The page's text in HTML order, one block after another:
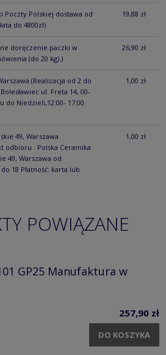
Poczty Polskiej dostawa od
do 4800zł)
19,88 zł
doręczenie paczki w
(do 20 kg).)
26,90 zł
(Realizacja od 2 do
ul. Freta 14, 00-
do Niedzieli,12:00- 17:00.
1,00 zł
49, Warszawa
odbioru : Polska Ceramika
49, Warszawa od
18 Płatność: karta lub
1,00 zł
POWIĄZANE
GP25 Manufaktura w
257,90 zł
DO KOSZYKA